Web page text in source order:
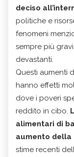
deciso
politiche e
fenomeni
sempre più
devastanti.
Questi aumenti
hanno effetti
dove i poveri
reddito in cibo.
alimentari di
aumento della
stime recenti